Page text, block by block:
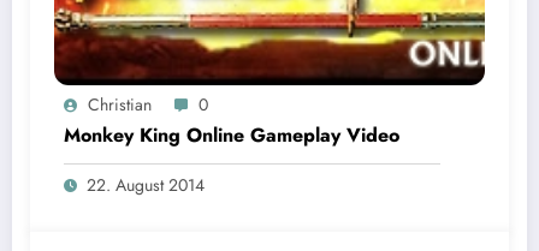
Christian 0
Monkey King Online Gameplay Video
22. August 2014